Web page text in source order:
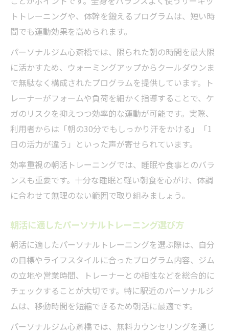
トトレーニングや、体幹を鍛えるプログラムは、短い時
間でも運動効果を高められます。
パーソナルジム心斎橋では、限られた朝の時間を最大限
に活かすため、ウォーミングアップからクールダウンま
で無駄なく構成されたプログラムを提供しています。ト
レーナーがフォームや負荷を細かく指導することで、ケ
ガのリスクを抑えつつ効率的な運動が可能です。実際、
利用者からは「朝の30分でもしっかり汗をかける」「1
日の活力が違う」といった声が寄せられています。
効率重視の朝活トレーニングでは、睡眠や食事とのバラ
ンスも重要です。十分な睡眠と軽い朝食を心がけ、体調
に合わせて無理のない範囲で取り組みましょう。
朝活に適したパーソナルトレーニング選び方
朝活に適したパーソナルトレーニングを選ぶ際は、自分
の目標やライフスタイルに合ったプログラム内容、ジム
の立地や営業時間、トレーナーとの相性などを総合的に
チェックすることが大切です。特に駅近のパーソナルジ
ムは、移動時間を短縮できるため朝活に最適です。
パーソナルジム心斎橋では、無料カウンセリングを通じ